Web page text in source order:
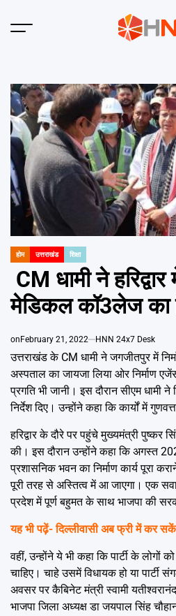
Menu
POSTED
होम उत्तराखंड शिक्षा
CM धामी ने हरिद्वार
मेडिकल कॉ3लेज का
on February 21, 2022 HNN 24x7 Desk
उत्तराखंड के CM धामी ने जगजीतपुर में
अस्पताल का जायजा लिया ओर निर्माण
प्रगति भी जानी। इस दौरान सीएम धामी ने
निर्देश दिए। उन्होंने कहा कि कार्यों में
हरिद्वार के दौरे पर पहुंचे मुख्यमंत्री पुष्कर
की। इस दौरान उन्होंने कहा कि अगस्त
प्रशासनिक भवन का निर्माण कार्य पूरा
पूरी तरह से अस्तित्व में आ जाएगा। एक
प्रदेश में पूर्ण बहुमत के साथ भाजपा की
यह भी पढ़ें-दिल्लीवासी अब फ्री में कर
वहीं, उन्होंने ये भी कहा कि पार्टी के लोगों
चाहिए। चाहे उसमें विधायक हो या पार्टी
अवसर पर कैबिनेट मंत्री स्वामी
भाजपा जिला अध्यक्ष डा जयपाल सिंह